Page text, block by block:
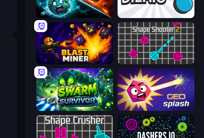
PlanetCrush 2 Diep.io
Blast Miner Shape Shooter 2
Swarm Survivor GEOsplash